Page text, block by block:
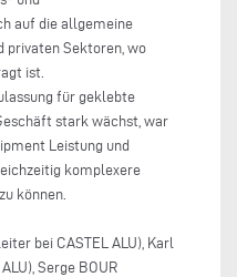
auf die allgemeine
privaten Sektoren, wo
ist.
für geklebte
stark wächst, war
Leistung und
komplexere
können.
bei CASTEL ALU), Karl
Serge BOUR